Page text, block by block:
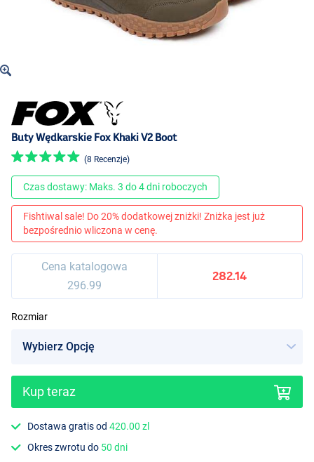
Buty Wędkarskie Fox Khaki V2 Boot
(8 Recenzje)
Czas dostawy: Maks. 3 do 4 dni roboczych
Fishtiwal sale! Do 20% dodatkowej zniżki! Zniżka jest już
bezpośrednio wliczona w cenę.
Cena katalogowa
296.99
282.14
Rozmiar
Kup teraz
Dostawa gratis od420.00 zl
Okres zwrotu do 50 dni